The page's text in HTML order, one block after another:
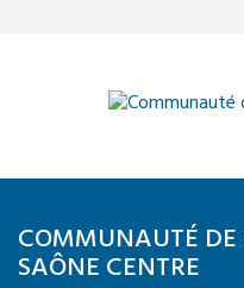
COMMUNAUTÉ
SAÔNE CENTRE